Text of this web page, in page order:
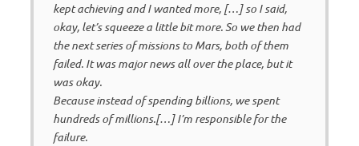
kept achieving and I wanted more, […] so I said,
okay, let’s squeeze a little bit more. So we then had
the next series of missions to Mars, both of them
failed. It was major news all over the place, but it
was okay.
Because instead of spending billions, we spent
hundreds of millions.[…] I’m responsible for the
failure.